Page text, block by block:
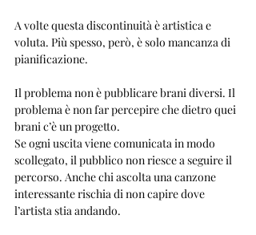
A volte questa discontinuità è artistica e
voluta. Più spesso, però, è solo mancanza di
pianificazione.
Il problema non è pubblicare brani diversi. Il
problema è non far percepire che dietro quei
brani c’è un progetto.
Se ogni uscita viene comunicata in modo
scollegato, il pubblico non riesce a seguire il
percorso. Anche chi ascolta una canzone
interessante rischia di non capire dove
l’artista stia andando.